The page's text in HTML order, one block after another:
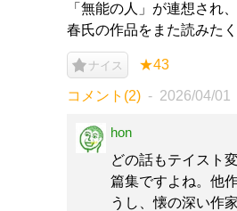
「無能の人」が連想され
春氏の作品をまた読みたく
ナイス ★43
コメント(2) 2026/04/01
hon
どの話もテイスト
篇集ですよね。他
うし、懐の深い作